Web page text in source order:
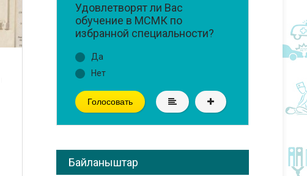
Удовлетворят ли Вас
обучение в МСМК по
избранной специальности?
Да
Нет
Голосовать
Байланыштар